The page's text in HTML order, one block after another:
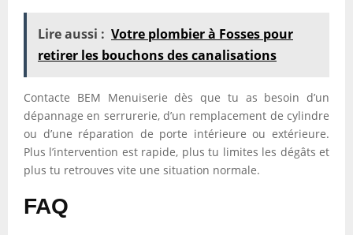
Lire aussi : Votre plombier à Fosses pour
retirer les bouchons des canalisations
Contacte BEM Menuiserie dès que tu as besoin d’un
dépannage en serrurerie, d’un remplacement de cylindre
ou d’une réparation de porte intérieure ou extérieure.
Plus l’intervention est rapide, plus tu limites les dégâts et
plus tu retrouves vite une situation normale.
FAQ